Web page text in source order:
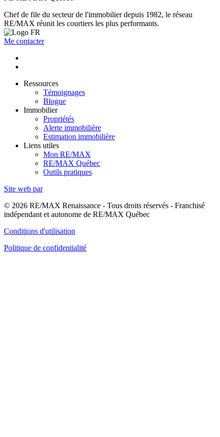
Chef de file du secteur de l'immobilier depuis 1982, le réseau
RE/MAX réunit les courtiers les plus performants.
Me contacter
Ressources
Témoignages
Blogue
Immobilier
Propriétés
Alerte immobilière
Estimation immobilière
Liens utiles
Mon RE/MAX
RE/MAX Québec
Outils pratiques
Site web par
© 2026 RE/MAX Renaissance - Tous droits réservés - Franchisé
indépendant et autonome de RE/MAX Québec
Conditions d'utilisation
Politique de confidentialité